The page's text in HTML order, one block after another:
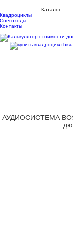
Каталог
Квадроциклы
Снегоходы
Контакты
АУДИОСИСТЕМА